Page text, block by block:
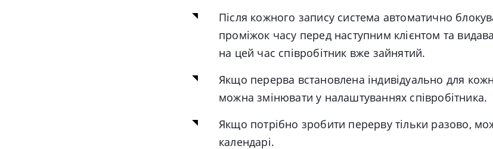
Після кожного запису система автоматично
проміжок часу перед наступним клієнтом та
на цей час співробітник вже зайнятий.
Якщо перерва встановлена індивідуально для
можна змінювати у налаштуваннях співробітника.
Якщо потрібно зробити перерву тільки разово,
календарі.